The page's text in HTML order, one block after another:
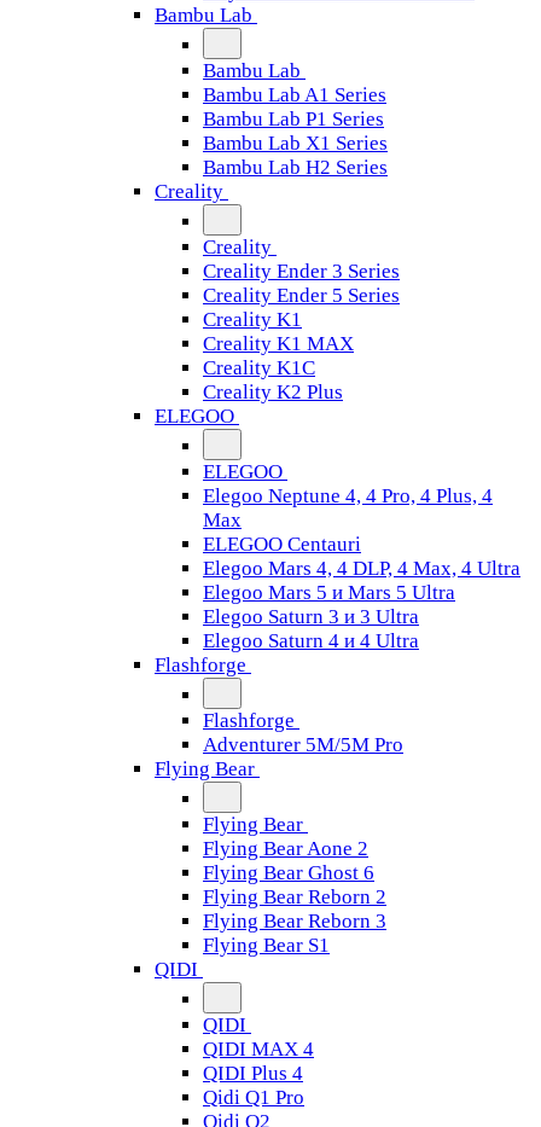
Bambu Lab
Bambu Lab
Bambu Lab A1 Series
Bambu Lab P1 Series
Bambu Lab X1 Series
Bambu Lab H2 Series
Creality
Creality
Creality Ender 3 Series
Creality Ender 5 Series
Creality K1
Creality K1 MAX
Creality K1C
Creality K2 Plus
ELEGOO
ELEGOO
Elegoo Neptune 4, 4 Pro, 4 Plus, 4
Max
ELEGOO Centauri
Elegoo Mars 4, 4 DLP, 4 Max, 4 Ultra
Elegoo Mars 5 и Mars 5 Ultra
Elegoo Saturn 3 и 3 Ultra
Elegoo Saturn 4 и 4 Ultra
Flashforge
Flashforge
Adventurer 5M/5M Pro
Flying Bear
Flying Bear
Flying Bear Aone 2
Flying Bear Ghost 6
Flying Bear Reborn 2
Flying Bear Reborn 3
Flying Bear S1
QIDI
QIDI
QIDI MAX 4
QIDI Plus 4
Qidi Q1 Pro
Qidi Q2